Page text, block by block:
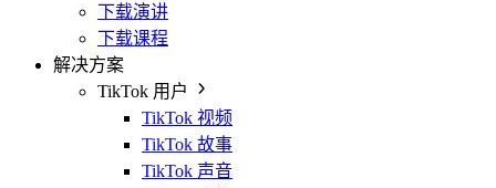
下载演讲
下载课程
解决方案
TikTok 用户
TikTok 视频
TikTok 故事
TikTok 声音